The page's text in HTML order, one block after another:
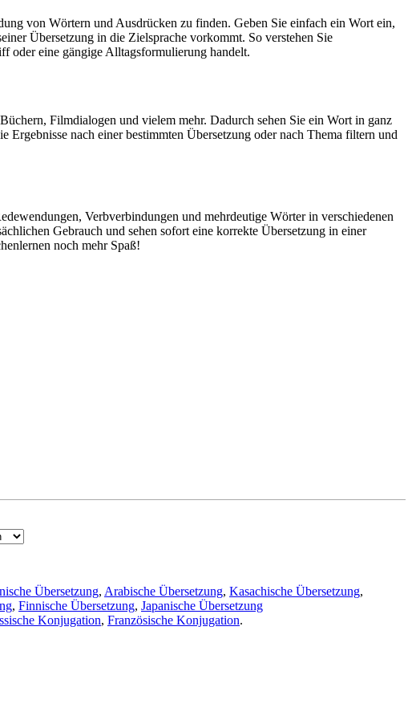
von Wörtern und Ausdrücken zu finden. Geben Sie einfach ein Wort ein,
Übersetzung in die Zielsprache vorkommt. So verstehen Sie
oder eine gängige Alltagsformulierung handelt.
Filmdialogen und vielem mehr. Dadurch sehen Sie ein Wort in ganz
nach einer bestimmten Übersetzung oder nach Thema filtern und
Verbverbindungen und mehrdeutige Wörter in verschiedenen
Gebrauch und sehen sofort eine korrekte Übersetzung in einer
noch mehr Spaß!
Übersetzung, Arabische Übersetzung, Kasachische Übersetzung,
, Finnische Übersetzung, Japanische Übersetzung
Konjugation, Französische Konjugation.